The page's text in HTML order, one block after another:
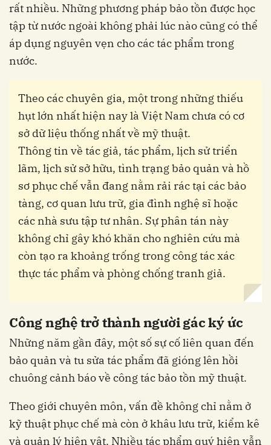
rất nhiều. Những phương pháp bảo tồn được học
tập từ nước ngoài không phải lúc nào cũng có thể
áp dụng nguyên vẹn cho các tác phẩm trong
nước.
Theo các chuyên gia, một trong những thiếu
hụt lớn nhất hiện nay là Việt Nam chưa có cơ
sở dữ liệu thống nhất về mỹ thuật.
Thông tin về tác giả, tác phẩm, lịch sử triển
lãm, lịch sử sở hữu, tình trạng bảo quản và hồ
sơ phục chế vẫn đang nằm rải rác tại các bảo
tàng, cơ quan lưu trữ, gia đình nghệ sĩ hoặc
các nhà sưu tập tư nhân. Sự phân tán này
không chỉ gây khó khăn cho nghiên cứu mà
còn tạo ra khoảng trống trong công tác xác
thực tác phẩm và phòng chống tranh giả.
Công nghệ trở thành người gác ký ức
Những năm gần đây, một số sự cố liên quan đến
bảo quản và tu sửa tác phẩm đã gióng lên hồi
chuông cảnh báo về công tác bảo tồn mỹ thuật.
Theo giới chuyên môn, vấn đề không chỉ nằm ở
kỹ thuật phục chế mà còn ở khâu lưu trữ, kiểm kê
và quản lý hiện vật. Nhiều tác phẩm quý hiện vẫn